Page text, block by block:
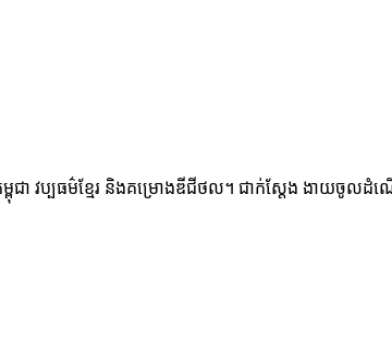
ា វប្បធម៌ខ្មែរ និងគម្រោងឌីជីថល។ ជាក់ស្តែង ងាយចូលដំណើ